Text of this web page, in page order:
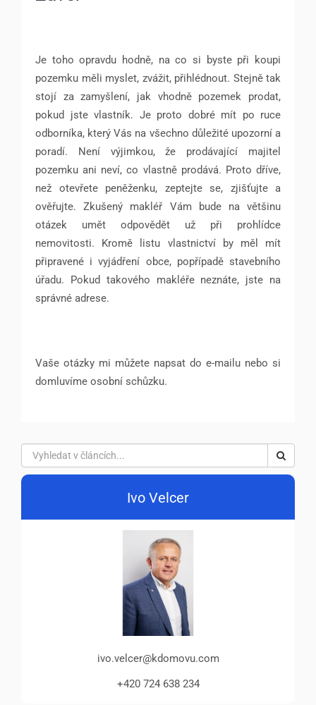
Je toho opravdu hodně, na co si byste při koupi
pozemku měli myslet, zvážit, přihlédnout. Stejně tak
stojí za zamyšlení, jak vhodně pozemek prodat,
pokud jste vlastník. Je proto dobré mít po ruce
odborníka, který Vás na všechno důležité upozorní a
poradí. Není výjimkou, že prodávající majitel
pozemku ani neví, co vlastně prodává. Proto dříve,
než otevřete peněženku, zeptejte se, zjišťujte a
ověřujte. Zkušený makléř Vám bude na většinu
otázek umět odpovědět už při prohlídce
nemovitosti. Kromě listu vlastnictví by měl mít
připravené i vyjádření obce, popřípadě stavebního
úřadu. Pokud takového makléře neznáte, jste na
správné adrese.
Vaše otázky mi můžete napsat do e-mailu nebo si
domluvíme osobní schůzku.
Ivo Velcer
ivo.velcer@kdomovu.com
+420 724 638 234